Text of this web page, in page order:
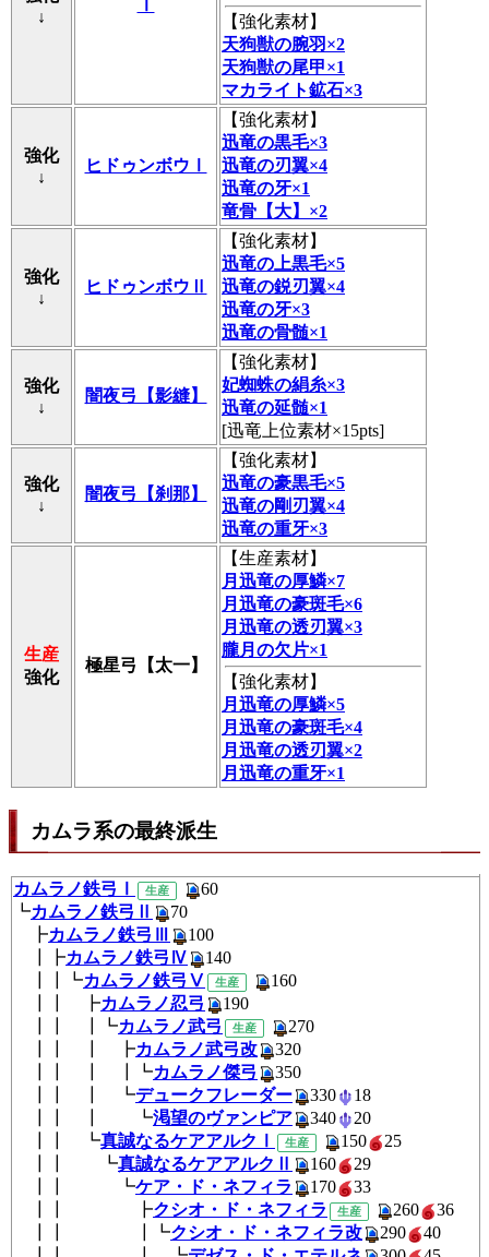
↓
【強化素材】
天狗獣の腕羽×2
天狗獣の尾甲×1
マカライト鉱石×3
強化
↓
ヒドゥンボウⅠ
【強化素材】
迅竜の黒毛×3
迅竜の刃翼×4
迅竜の牙×1
竜骨【大】×2
強化
↓
ヒドゥンボウⅡ
【強化素材】
迅竜の上黒毛×5
迅竜の鋭刃翼×4
迅竜の牙×3
迅竜の骨髄×1
強化
↓
闇夜弓【影縫】
【強化素材】
妃蜘蛛の絹糸×3
迅竜の延髄×1
[迅竜上位素材×15pts]
強化
↓
闇夜弓【刹那】
【強化素材】
迅竜の豪黒毛×5
迅竜の剛刃翼×4
迅竜の重牙×3
生産
強化
極星弓【太一】
【生産素材】
月迅竜の厚鱗×7
月迅竜の豪斑毛×6
月迅竜の透刃翼×3
朧月の欠片×1
【強化素材】
月迅竜の厚鱗×5
月迅竜の豪斑毛×4
月迅竜の透刃翼×2
月迅竜の重牙×1
カムラ系の最終派生
カムラノ鉄弓Ⅰ 生産
60
┗カムラノ鉄弓Ⅱ
70
┣カムラノ鉄弓Ⅲ
100
┃┣カムラノ鉄弓Ⅳ
140
┃┃┗カムラノ鉄弓Ⅴ 生産
160
┃┃ ┣カムラノ忍弓
190
┃┃ ┃┗カムラノ武弓 生産
270
┃┃ ┃ ┣カムラノ武弓改
320
┃┃ ┃ ┃┗カムラノ傑弓
350
┃┃ ┃ ┗デュークフレーダー 330
┃┃ ┃ ┗渇望のヴァンピア 340
20
┃┃ ┗真誠なるケアアルクⅠ 生産 150
┃┃ ┗真誠なるケアアルクⅡ 160
┃┃ ┗ケア・ド・ネフィラ 170
┃┃ ┣クシオ・ド・ネフィラ 生産 260
┃┃ ┃┗クシオ・ド・ネフィラ改 290